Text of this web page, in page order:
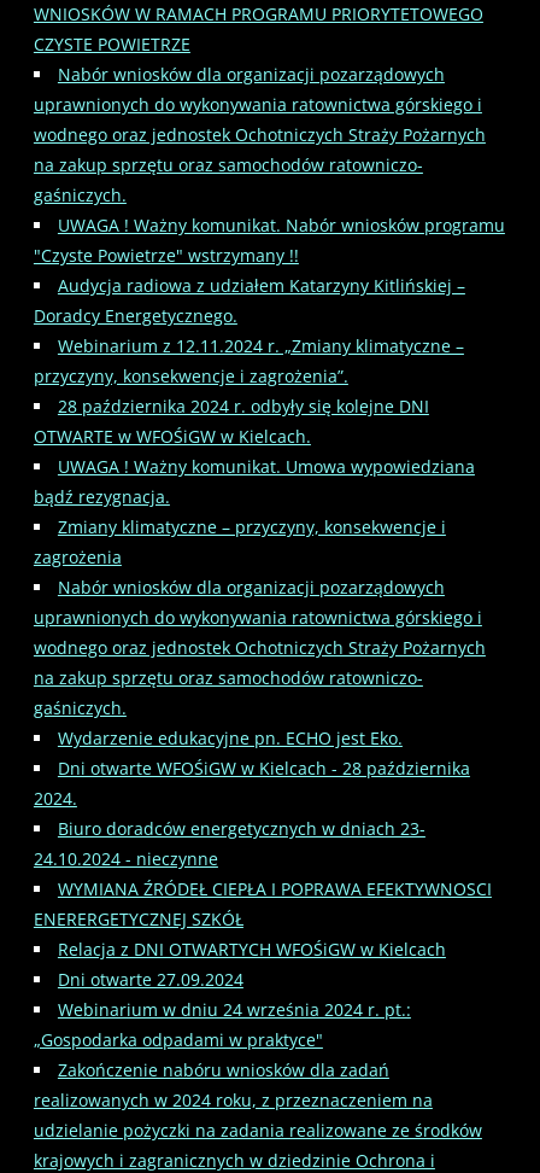
WNIOSKÓW W RAMACH PROGRAMU PRIORYTETOWEGO
CZYSTE POWIETRZE
Nabór wniosków dla organizacji pozarządowych
uprawnionych do wykonywania ratownictwa górskiego i
wodnego oraz jednostek Ochotniczych Straży Pożarnych
na zakup sprzętu oraz samochodów ratowniczo-
gaśniczych.
UWAGA ! Ważny komunikat. Nabór wniosków programu
"Czyste Powietrze" wstrzymany !!
Audycja radiowa z udziałem Katarzyny Kitlińskiej –
Doradcy Energetycznego.
Webinarium z 12.11.2024 r. „Zmiany klimatyczne –
przyczyny, konsekwencje i zagrożenia”.
28 października 2024 r. odbyły się kolejne DNI
OTWARTE w WFOŚiGW w Kielcach.
UWAGA ! Ważny komunikat. Umowa wypowiedziana
bądź rezygnacja.
Zmiany klimatyczne – przyczyny, konsekwencje i
zagrożenia
Nabór wniosków dla organizacji pozarządowych
uprawnionych do wykonywania ratownictwa górskiego i
wodnego oraz jednostek Ochotniczych Straży Pożarnych
na zakup sprzętu oraz samochodów ratowniczo-
gaśniczych.
Wydarzenie edukacyjne pn. ECHO jest Eko.
Dni otwarte WFOŚiGW w Kielcach - 28 października
2024.
Biuro doradców energetycznych w dniach 23-
24.10.2024 - nieczynne
WYMIANA ŹRÓDEŁ CIEPŁA I POPRAWA EFEKTYWNOSCI
ENERERGETYCZNEJ SZKÓŁ
Relacja z DNI OTWARTYCH WFOŚiGW w Kielcach
Dni otwarte 27.09.2024
Webinarium w dniu 24 września 2024 r. pt.:
„Gospodarka odpadami w praktyce"
Zakończenie nabóru wniosków dla zadań
realizowanych w 2024 roku, z przeznaczeniem na
udzielanie pożyczki na zadania realizowane ze środków
krajowych i zagranicznych w dziedzinie Ochrona i